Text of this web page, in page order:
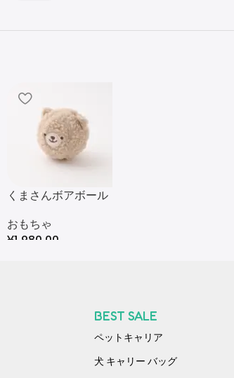
くまさんボアボール
おもちゃ
¥1,980.00
BEST SALE
ペットキャリア
犬 キャリー バッグ​